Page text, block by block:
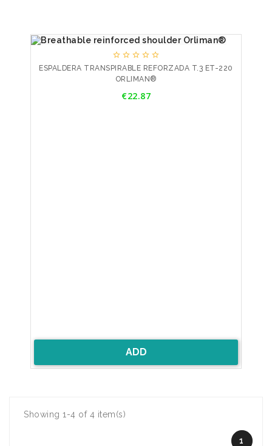
    
ESPALDERA TRANSPIRABLE REFORZADA T.3 ET-220
ORLIMAN®
€22.87
ADD
Showing 1-4 of 4 item(s)
1